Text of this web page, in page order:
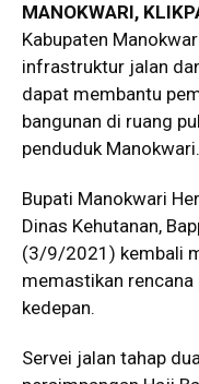
MANOKWARI,
Kabupaten
infrastruktur jalan
dapat membantu
bangunan di ruang
penduduk Manokwari.
Bupati Manokwari
Dinas Kehutanan,
(3/9/2021) kembali
memastikan
kedepan.
Servei jalan tahap